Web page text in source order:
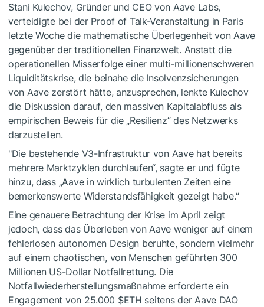
Stani Kulechov, Gründer und CEO von Aave Labs,
verteidigte bei der Proof of Talk-Veranstaltung in Paris
letzte Woche die mathematische Überlegenheit von Aave
gegenüber der traditionellen Finanzwelt. Anstatt die
operationellen Misserfolge einer multi-millionenschweren
Liquiditätskrise, die beinahe die Insolvenzsicherungen
von Aave zerstört hätte, anzusprechen, lenkte Kulechov
die Diskussion darauf, den massiven Kapitalabfluss als
empirischen Beweis für die „Resilienz“ des Netzwerks
darzustellen.
"Die bestehende V3-Infrastruktur von Aave hat bereits
mehrere Marktzyklen durchlaufen“, sagte er und fügte
hinzu, dass „Aave in wirklich turbulenten Zeiten eine
bemerkenswerte Widerstandsfähigkeit gezeigt habe.“
Eine genauere Betrachtung der Krise im April zeigt
jedoch, dass das Überleben von Aave weniger auf einem
fehlerlosen autonomen Design beruhte, sondern vielmehr
auf einem chaotischen, von Menschen geführten 300
Millionen US-Dollar Notfallrettung. Die
Notfallwiederherstellungsmaßnahme erforderte ein
Engagement von 25.000 $ETH seitens der Aave DAO